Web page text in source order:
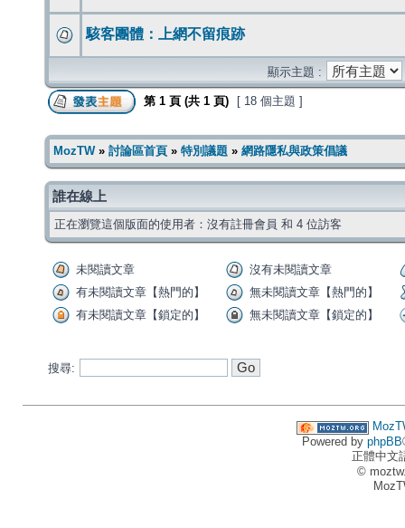
駭客團體：上網不留痕跡
顯示主題 :
第 1 頁 (共 1 頁) [ 18 個主題 ]
MozTW» 討論區首頁 » 特別議題 » 網路隱私與政策倡議
誰在線上
正在瀏覽這個版面的使用者：沒有註冊會員 和 4 位訪客
未閱讀文章
沒有未閱讀文章
有未閱讀文章【熱門的】
無未閱讀文章【熱門的】
有未閱讀文章【鎖定的】
無未閱讀文章【鎖定的】
搜尋:
Powered by phpBB
正體中文
©